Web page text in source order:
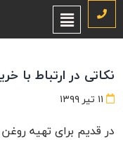
نکاتی در ارتباط با
۱۱ تیر ۱۳۹۹
در قدیم برای تهیه